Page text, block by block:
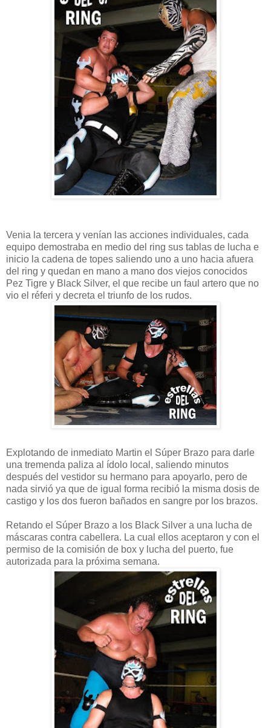
Venia la tercera y venían las acciones individuales, cada
equipo demostraba en medio del ring sus tablas de lucha e
inicio la cadena de topes saliendo uno a uno hacia afuera
del ring y quedan en mano a mano dos viejos conocidos
Pez Tigre y Black Silver, el que recibe un faul artero que no
vio el réferi y decreta el triunfo de los rudos.
Explotando de inmediato Martin el Súper Brazo para darle
una tremenda paliza al ídolo local, saliendo minutos
después del vestidor su hermano para apoyarlo, pero de
nada sirvió ya que de igual forma recibió la misma dosis de
castigo y los dos fueron bañados en sangre por los brazos.
Retando el Súper Brazo a los Black Silver a una lucha de
máscaras contra cabellera. La cual ellos aceptaron y con el
permiso de la comisión de box y lucha del puerto, fue
autorizada para la próxima semana.